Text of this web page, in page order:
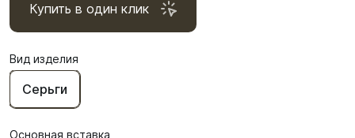
Купить в один клик
Вид изделия
Серьги
Основная вставка